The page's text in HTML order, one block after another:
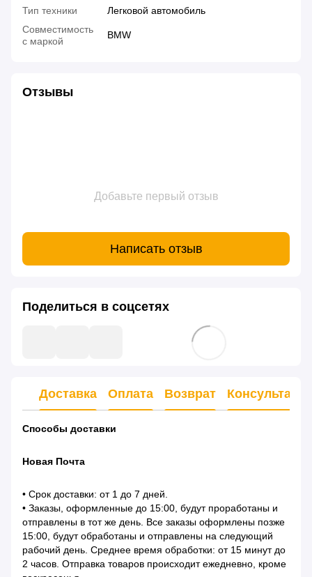
Тип техники
Легковой автомобиль
Совместимость
с маркой
BMW
Отзывы
Добавьте первый отзыв
Написать отзыв
Поделиться в соцсетях
Доставка Оплата Возврат
Способы доставки
Новая Почта
• Срок доставки: от 1 до 7 дней.
• Заказы, оформленные до 15:00, будут проработаны и
отправлены в тот же день. Все заказы оформлены позже
15:00, будут обработаны и отправлены на следующий
рабочий день. Среднее время обработки: от 15 минут до
2 часов. Отправка товаров происходит ежедневно, кроме